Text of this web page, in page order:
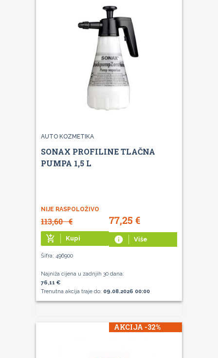
AUTO KOZMETIKA
SONAX PROFILINE TLAČNA
PUMPA 1,5 L
NIJE RASPOLOŽIVO
113,60€ 77,25 €
add_shopping_cart Kupi info Više
Šifra: 496900
Najniža cijena u zadnjih 30 dana:
76,11 €
Trenutna akcija traje do: 09.08.2026 00:00
AKCIJA -32%